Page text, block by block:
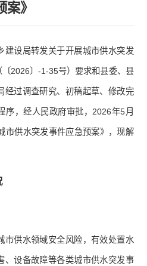
案》
建设局转发关于开展城市供水突发
2026〕-1-35号）要求和县委、县
经过调查研究、初稿起草、修改完
序，经人民政府审批，2026年5月
市供水突发事件应急预案》，现解
市供水领域安全风险，有效处置水
、设备故障等各类城市供水突发事